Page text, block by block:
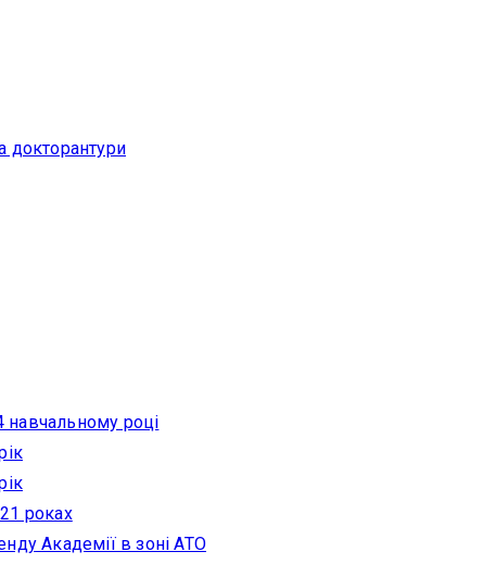
докторантури
навчальному році
роках
Академії в зоні АТО